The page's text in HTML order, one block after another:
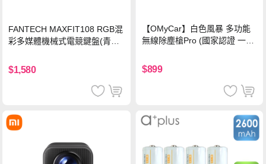
FANTECH MAXFIT108 RGB混
彩多媒體機械式電競鍵盤(青軸)
$1,580
【OMyCar】白色風暴 多功能
無線除塵槍Pro (國家認證 一年
手持強力風槍 暴力吹風
$899